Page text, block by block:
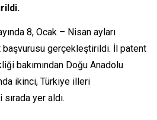
8, Ocak – Nisan ayları
gerçekleştirildi. İl patent
bakımından Doğu Anadolu
ikinci, Türkiye illeri
sırada yer aldı.